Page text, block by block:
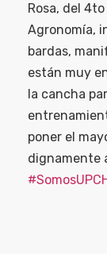
Rosa, del
Agronomía,
bardas,
están muy
la cancha
poner el
dignamente
#SomosUPCH